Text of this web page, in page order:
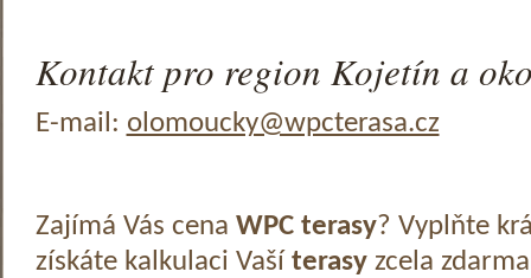
Kontakt pro region Kojetín a
E-mail: olomoucky@wpcterasa.cz
Zajímá Vás cena WPC terasy? Vyplňte
získáte kalkulaci Vaší terasyzcela